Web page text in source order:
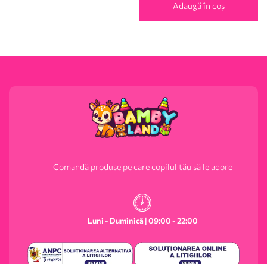
Adaugă în coș
Comandă produse pe care copilul tău să le adore
Luni - Duminică | 09:00 - 22:00